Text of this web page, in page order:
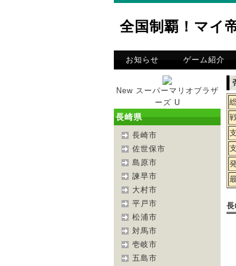
全国制覇！マイ
お知らせ ゲーム紹介
New スーパーマリオブラザ
ーズ U
長崎県
長崎市
佐世保市
島原市
諫早市
大村市
平戸市
松浦市
対馬市
壱岐市
五島市